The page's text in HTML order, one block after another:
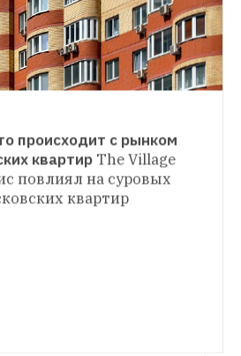
для любительницы
перепланировку
с помощью
пошаговую
происходит с рынком
квартир The Village
повлиял на суровых
квартир